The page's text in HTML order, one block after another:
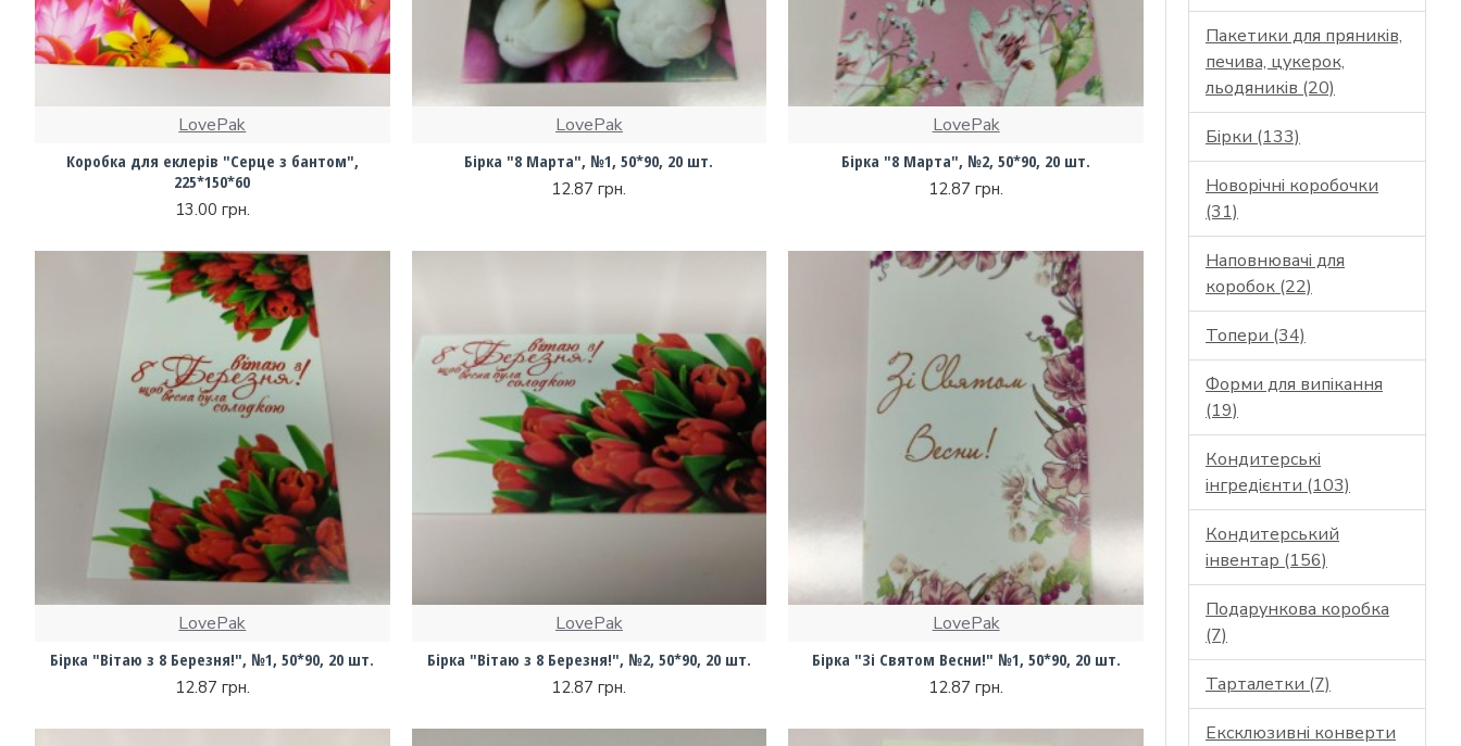
LovePak
Коробка для еклерів "Серце з бантом",
225*150*60
13.00 грн.
LovePak
Бірка "8 Марта", №1, 50*90, 20 шт.
12.87 грн.
LovePak
Бірка "8 Марта", №2, 50*90, 20 шт.
12.87 грн.
LovePak
Бірка "Вітаю з 8 Березня!", №1, 50*90, 20 шт.
12.87 грн.
LovePak
Бірка "Вітаю з 8 Березня!", №2, 50*90, 20 шт.
12.87 грн.
LovePak
Бірка "Зі Святом Весни!" №1, 50*90, 20 шт.
12.87 грн.
Пакетики для пряників,
печива, цукерок,
льодяників (20)
Бірки (133)
Новорічні коробочки
(31)
Наповнювачі для
коробок (22)
Топери (34)
Форми для випікання
(19)
Кондитерські
інгредієнти (103)
Кондитерський
інвентар (156)
Подарункова коробка
(7)
Тарталетки (7)
Ексклюзивні конверти